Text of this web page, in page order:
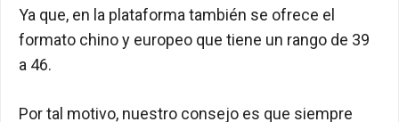
Ya que, en la plataforma también se ofrece el
formato chino y europeo que tiene un rango de 39
a 46.
Por tal motivo, nuestro consejo es que siempre